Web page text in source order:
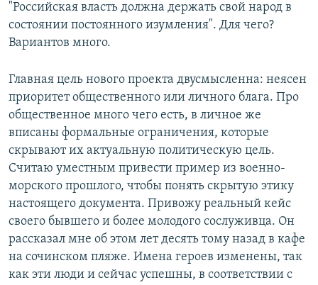
"Российская власть должна держать свой народ в
состоянии постоянного изумления". Для чего?
Вариантов много.
Главная цель нового проекта двусмысленна: неясен
приоритет общественного или личного блага. Про
общественное много чего есть, в личное же
вписаны формальные ограничения, которые
скрывают их актуальную политическую цель.
Считаю уместным привести пример из военно-
морского прошлого, чтобы понять скрытую этику
настоящего документа. Привожу реальный кейс
своего бывшего и более молодого сослуживца. Он
рассказал мне об этом лет десять тому назад в кафе
на сочинском пляже. Имена героев изменены, так
как эти люди и сейчас успешны, в соответствии с